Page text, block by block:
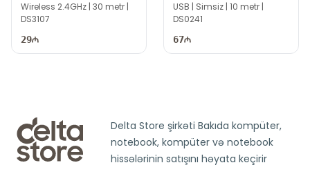
Wireless 2.4GHz | 30 metr |
DS3107
29
USB | Simsiz | 10 metr |
DS0241
67
Delta Store şirkəti Bakıda kompüter,
notebook, kompüter və notebook
hissələrinin satışını həyata keçirir